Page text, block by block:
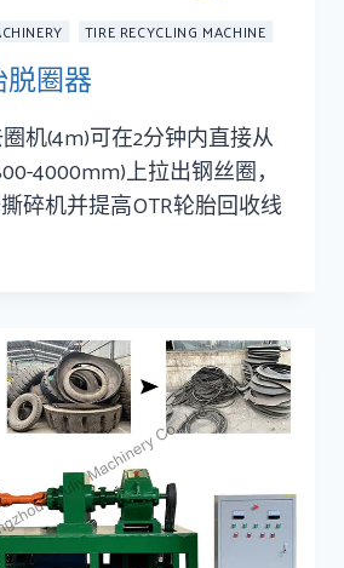
TIRE RECYCLING MACHINE
圈器
机(4m)可在2分钟内直接从
4000mm)上拉出钢丝圈，
碎机并提高OTR轮胎回收线